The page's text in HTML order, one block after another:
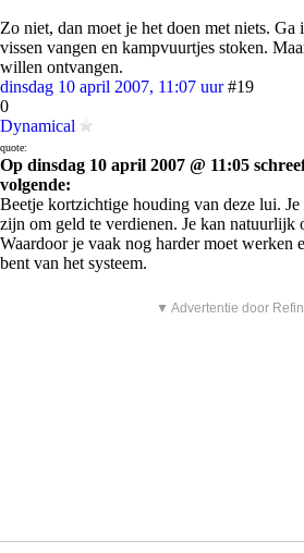
Zo niet, dan moet je het doen met niets. Ga
vissen vangen en kampvuurtjes stoken.
willen ontvangen.
dinsdag 10 april 2007, 11:07 uur #19
0
Dynamical
quote:
Op dinsdag 10 april 2007 @ 11:05
volgende:
Beetje kortzichtige houding van deze lui.
zijn om geld te verdienen. Je kan natuurlijk
Waardoor je vaak nog harder moet werken
bent van het systeem.
▼ Advertentie door